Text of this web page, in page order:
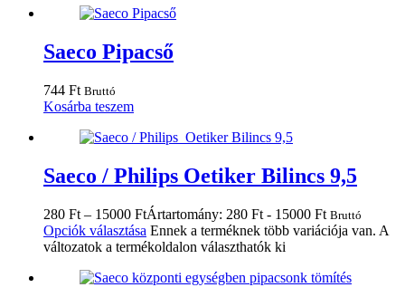
Saeco Pipacső
744 Ft Bruttó
Kosárba teszem
Saeco / Philips Oetiker Bilincs 9,5
280 Ft – 15000 FtÁrtartomány: 280 Ft - 15000 Ft Bruttó
Opciók választása Ennek a terméknek több variációja van. A
változatok a termékoldalon választhatók ki